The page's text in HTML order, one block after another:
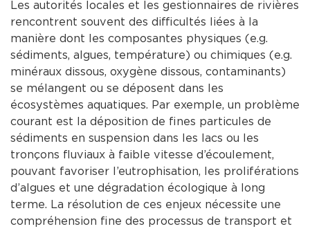
Les autorités locales et les gestionnaires de rivières
rencontrent souvent des difficultés liées à la
manière dont les composantes physiques (e.g.
sédiments, algues, température) ou chimiques (e.g.
minéraux dissous, oxygène dissous, contaminants)
se mélangent ou se déposent dans les
écosystèmes aquatiques. Par exemple, un problème
courant est la déposition de fines particules de
sédiments en suspension dans les lacs ou les
tronçons fluviaux à faible vitesse d’écoulement,
pouvant favoriser l’eutrophisation, les proliférations
d’algues et une dégradation écologique à long
terme. La résolution de ces enjeux nécessite une
compréhension fine des processus de transport et